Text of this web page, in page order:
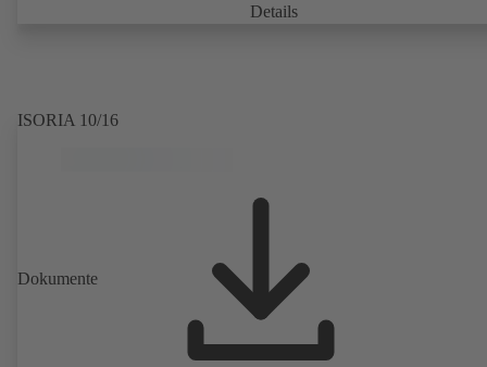
Details
ISORIA 10/16
Dokumente